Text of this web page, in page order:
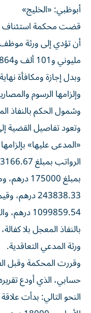
أبوظبي: «الخليج»
قضت محكمة استئناف
وبدل إجازة ومكافأة
وشمول الحكم بالنفاذ
وتعود تفاصيل القضية
«المدعى عليها»
بمبلغ
243838.33
بالنفاذ المعجل بلا
ورثة المدعي التعاقدية.
وقررت المحكمة وقبل
حسابي، الذي أودع